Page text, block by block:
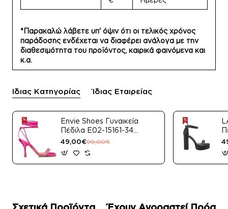
*Παρακαλώ λάβετε υπ' όψιν ότι οι τελικός χρόνος
παράδοσης ενδέχεται να διαφέρει ανάλογα με την
διαθεσιμότητα του προϊόντος, καιρικά φαινόμενα και
κ.α.
Ίδιας Κατηγορίας Ίδιας Εταιρείας
Envie Shoes Γυναικεία
Πέδιλα E02-15161-34
Μαύρο Satin
49,00€99,00€